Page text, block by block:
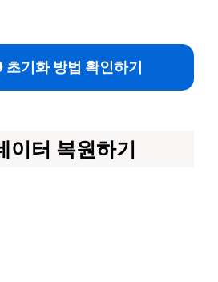
기화 방법 확인하기
이터 복원하기